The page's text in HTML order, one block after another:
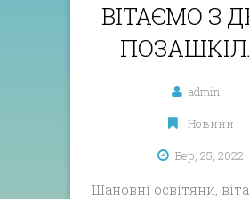
ВІТАЄМО З
admin
Новини
Вер, 25, 2022
Шановні освітяни,